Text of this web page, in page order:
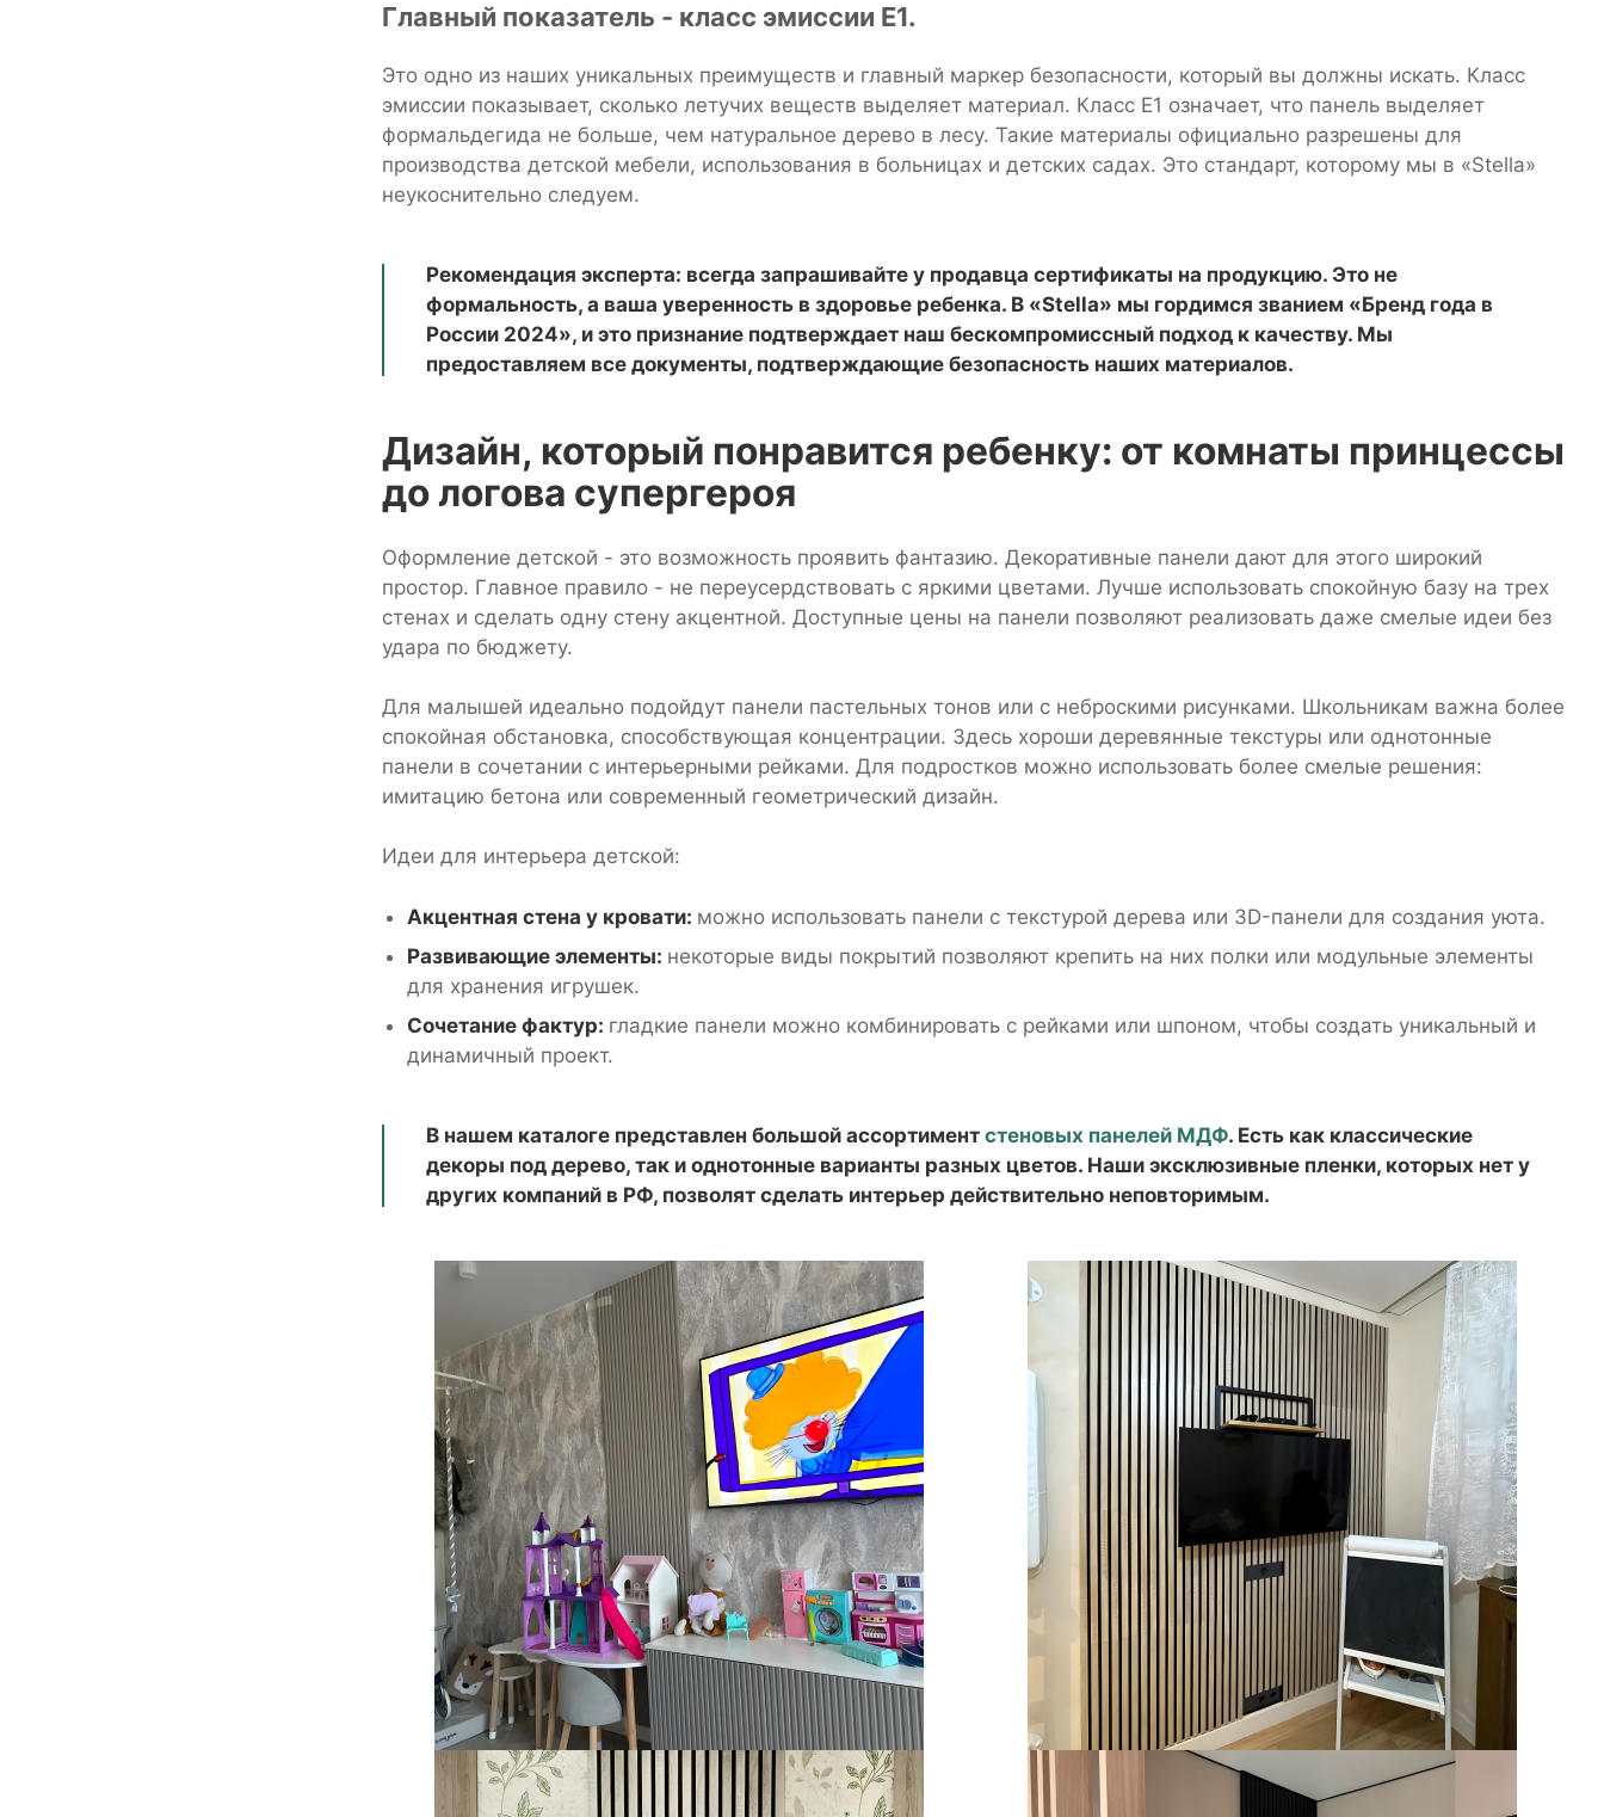
Главный показатель - класс эмиссии Е1.
Это одно из наших уникальных преимуществ и главный маркер безопасности, который вы должны искать. Класс
эмиссии показывает, сколько летучих веществ выделяет материал. Класс Е1 означает, что панель выделяет
формальдегида не больше, чем натуральное дерево в лесу. Такие материалы официально разрешены для
производства детской мебели, использования в больницах и детских садах. Это стандарт, которому мы в «Stella»
неукоснительно следуем.
Рекомендация эксперта: всегда запрашивайте у продавца сертификаты на продукцию. Это не
формальность, а ваша уверенность в здоровье ребенка. В «Stella» мы гордимся званием «Бренд года в
России 2024», и это признание подтверждает наш бескомпромиссный подход к качеству. Мы
предоставляем все документы, подтверждающие безопасность наших материалов.
Дизайн, который понравится ребенку: от комнаты принцессы
до логова супергероя
Оформление детской - это возможность проявить фантазию. Декоративные панели дают для этого широкий
простор. Главное правило - не переусердствовать с яркими цветами. Лучше использовать спокойную базу на трех
стенах и сделать одну стену акцентной. Доступные цены на панели позволяют реализовать даже смелые идеи без
удара по бюджету.
Для малышей идеально подойдут панели пастельных тонов или с неброскими рисунками. Школьникам важна более
спокойная обстановка, способствующая концентрации. Здесь хороши деревянные текстуры или однотонные
панели в сочетании с интерьерными рейками. Для подростков можно использовать более смелые решения:
имитацию бетона или современный геометрический дизайн.
Идеи для интерьера детской:
Акцентная стена у кровати: можно использовать панели с текстурой дерева или 3D-панели для создания уюта.
Развивающие элементы: некоторые виды покрытий позволяют крепить на них полки или модульные элементы
для хранения игрушек.
Сочетание фактур: гладкие панели можно комбинировать с рейками или шпоном, чтобы создать уникальный и
динамичный проект.
В нашем каталоге представлен большой ассортимент стеновых панелей МДФ. Есть как классические
декоры под дерево, так и однотонные варианты разных цветов. Наши эксклюзивные пленки, которых нет у
других компаний в РФ, позволят сделать интерьер действительно неповторимым.